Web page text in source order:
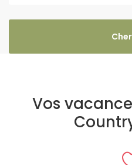
Vos